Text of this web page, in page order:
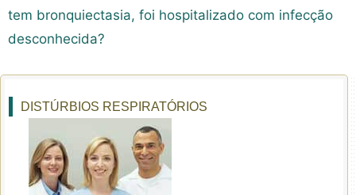
tem bronquiectasia, foi hospitalizado com infecção
desconhecida?
DISTÚRBIOS RESPIRATÓRIOS